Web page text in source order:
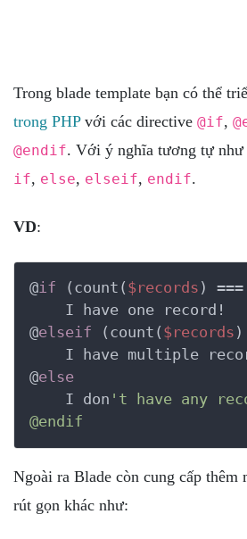
Trong blade template bạn có thể
trong PHPvới các directive @if,
@endif. Với ý nghĩa tương tự như
if, else, elseif, endif.
VD:
@if (count( $records ) ===
    I have one record!
@elseif (count( $records )
I have multiple
@else
    I don
't have any
@endif
Ngoài ra Blade còn cung cấp thêm
rút gọn khác như: